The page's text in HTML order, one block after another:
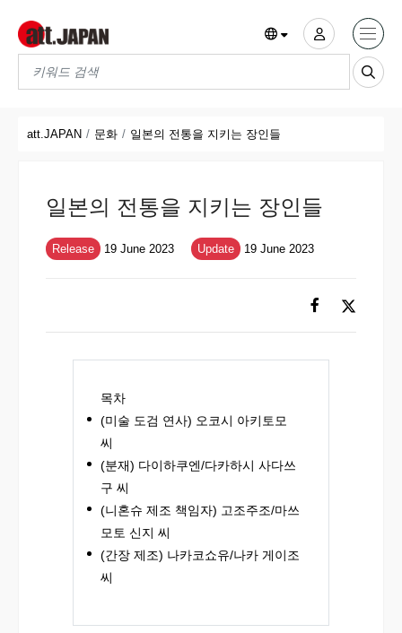
Translations title cont
att.JAPAN 문화 일본의 전통을 지키는 장인들
일본의 전통을 지키는 장인들
Release 19 June 2023 Update 19 June 2023
목차
(미술 도검 연사) 오코시 아키토모
씨
(분재) 다이하쿠엔/다카하시 사다쓰
구 씨
(니혼슈 제조 책임자) 고조주조/마쓰
모토 신지 씨
(간장 제조) 나카코쇼유/나카 게이조
씨